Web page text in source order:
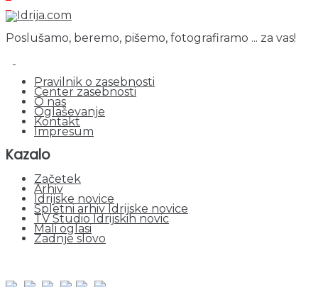
Poslušamo, beremo, pišemo, fotografiramo ... za vas!
Pravilnik o zasebnosti
Center zasebnosti
O nas
Oglaševanje
Kontakt
Impresum
Kazalo
Začetek
Arhiv
Idrijske novice
Spletni arhiv Idrijske novice
TV Studio Idrijskih novic
Mali oglasi
Zadnje slovo